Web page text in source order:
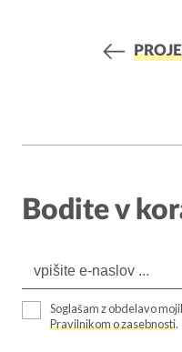
Bodite v
Soglašam z obdelavo
Pravilnikom o zasebnosti.